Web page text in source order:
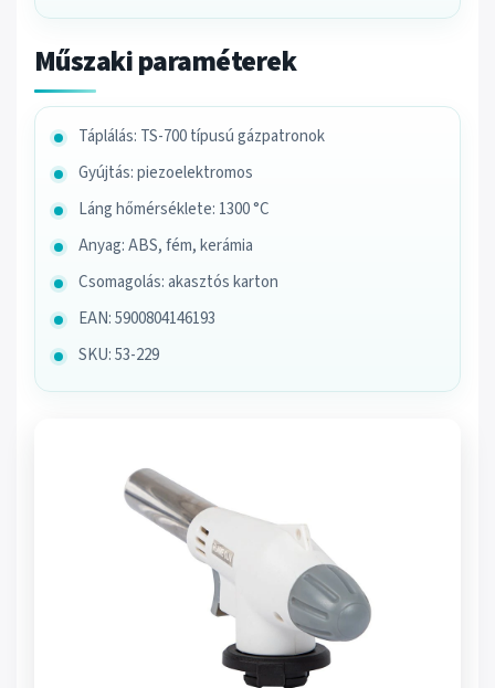
Műszaki paraméterek
Táplálás: TS-700 típusú gázpatronok
Gyújtás: piezoelektromos
Láng hőmérséklete: 1300 °C
Anyag: ABS, fém, kerámia
Csomagolás: akasztós karton
EAN: 5900804146193
SKU: 53-229